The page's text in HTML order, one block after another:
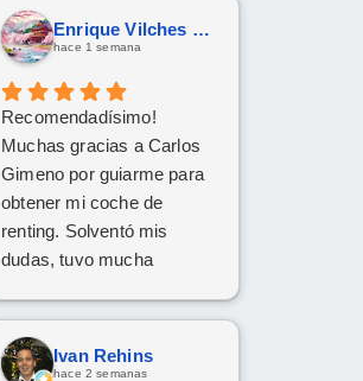
Enrique Vilches García
hace 1 semana
Recomendadísimo!
Muchas gracias a Carlos
Gimeno por guiarme para
obtener mi coche de
renting. Solventó mis
dudas, tuvo mucha
encantado. Gracias Carlos!
Ivan Rehins
hace 2 semanas